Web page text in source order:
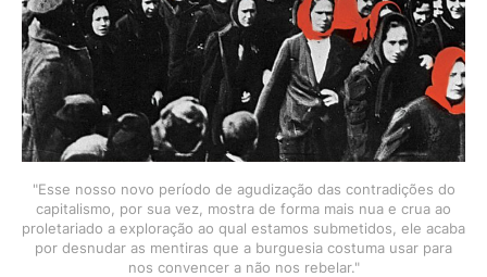
"Esse nosso novo período de agudização das contradições do
capitalismo, por sua vez, mostra de forma mais nua e crua ao
proletariado a exploração ao qual estamos submetidos, ele acaba
por desnudar as mentiras que a burguesia costuma usar para
nos convencer a não nos rebelar."